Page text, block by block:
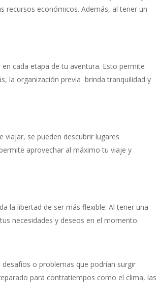
recursos económicos. Además, al tener un
cada etapa de tu aventura. Esto permite
la organización previa brinda tranquilidad y
viajar, se pueden descubrir lugares
aprovechar al máximo tu viaje y
la libertad de ser más flexible. Al tener una
necesidades y deseos en el momento.
o problemas que podrían surgir
para contratiempos como el clima, las